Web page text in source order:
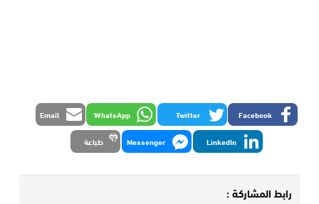
Facebook
Twitter
WhatsApp
Email
LinkedIn
Messenger طباعة
رابط المشاركة :